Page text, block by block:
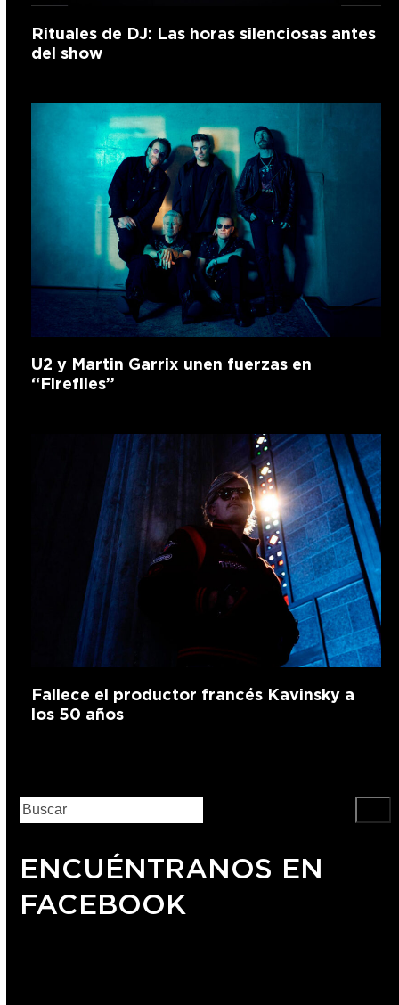
Rituales de DJ: Las horas silenciosas antes
del show
U2 y Martin Garrix unen fuerzas en
“Fireflies”
Fallece el productor francés Kavinsky a
los 50 años
ENCUÉNTRANOS EN
FACEBOOK